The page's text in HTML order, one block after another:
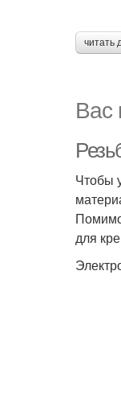
читать
Вас
Чтобы
для